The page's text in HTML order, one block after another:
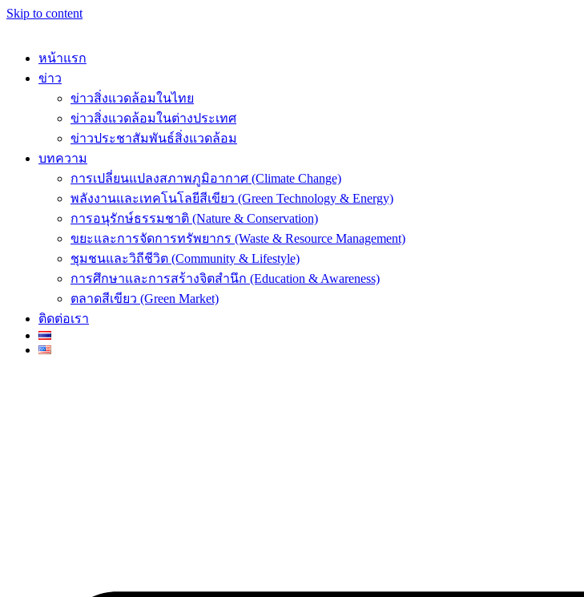
Skip to content
หน้าแรก
ข่าว
ข่าวสิ่งแวดล้อมในไทย
ข่าวสิ่งแวดล้อมในต่างประเทศ
ข่าวประชาสัมพันธ์สิ่งแวดล้อม
บทความ
การเปลี่ยนแปลงสภาพภูมิอากาศ (Climate Change)
พลังงานและเทคโนโลยีสีเขียว (Green Technology & Energy)
การอนุรักษ์ธรรมชาติ (Nature & Conservation)
ขยะและการจัดการทรัพยากร (Waste & Resource Management)
ชุมชนและวิถีชีวิต (Community & Lifestyle)
การศึกษาและการสร้างจิตสำนึก (Education & Awareness)
ตลาดสีเขียว (Green Market)
ติดต่อเรา